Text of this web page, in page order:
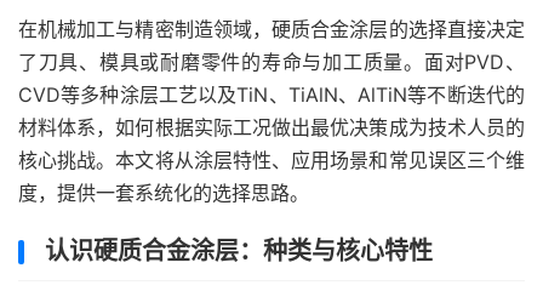
在机械加工与精密制造领域，硬质合金涂层的选择直接决定
了刀具、模具或耐磨零件的寿命与加工质量。面对PVD、
CVD等多种涂层工艺以及TiN、TiAlN、AlTiN等不断迭代的
材料体系，如何根据实际工况做出最优决策成为技术人员的
核心挑战。本文将从涂层特性、应用场景和常见误区三个维
度，提供一套系统化的选择思路。
认识硬质合金涂层：种类与核心特性